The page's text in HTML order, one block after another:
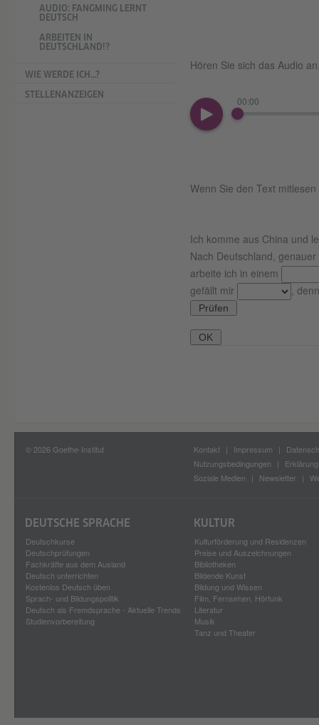
AUDIO: FANGMING LERNT
DEUTSCH
ARBEITEN IN
DEUTSCHLAND!?
WIE WERDE ICH…?
STELLENANZEIGEN
Hören Sie sich das Audio
00:00
Wenn Sie den Text
Ich komme aus China und
Nach Deutschland,
arbeite ich in einem
gefällt mir
,
Prüfen
OK
© 2026 Goethe-Institut Kontakt Impressum
Nutzungsbedingungen
Soziale Medien
Newsletter
DEUTSCHE SPRACHE
Deutschkurse
Deutschprüfungen
Fachkräfte aus dem Ausland
Deutsch unterrichten
Kostenlos Deutsch üben
Sprach- und Bildungspolitik
Deutsch als Fremdsprache - Aktuelle Trends
Studienvorbereitung
KULTUR
Kulturförderung und Residenzen
Preise und Auszeichnungen
Bibliotheken
Bildende Kunst
Bildung und Wissen
Film, Fernsehen, Hörfunk
Literatur
Musik
Tanz und Theater